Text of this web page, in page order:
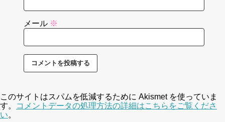
メール ※
このサイトはスパムを低減するために Akismet を使っていま
す。
コメントデータの処理方法の詳細はこちらをご覧くださ
い。